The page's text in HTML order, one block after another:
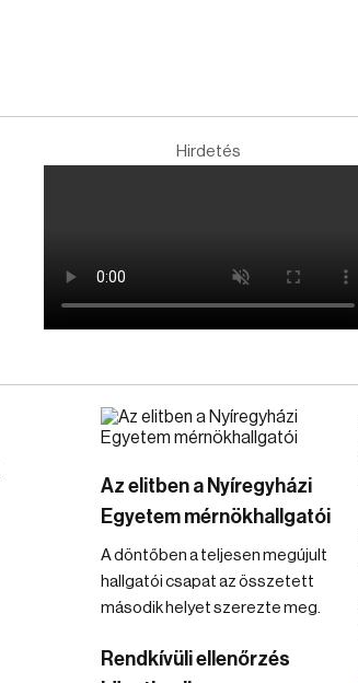
Hirdetés
Az elitben a Nyíregyházi
Egyetem mérnökhallgatói
A döntőben a teljesen megújult
hallgatói csapat az összetett
második helyet szerezte meg.
Rendkívüli ellenőrzés